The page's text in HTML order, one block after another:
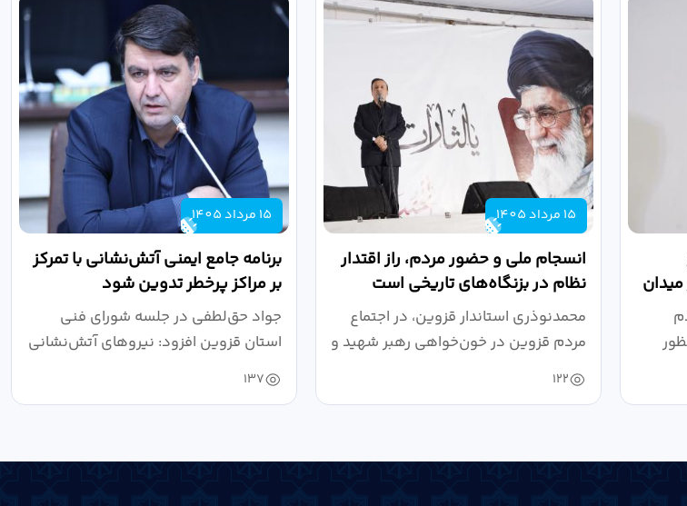
15 مرداد 1405
انسجام ملی و حضور مردم، راز اقتدار
نظام در بزنگاه‌های تاریخی است
محمدنوذری استاندار قزوین، در اجتماع
مردم قزوین در خون‌خواهی رهبر شهید و
حمایت...
122
15 مرداد 1405
برنامه جامع ایمنی آتش‌نشانی با تمرکز
بر مراکز پرخطر تدوین شود
جواد حق‌لطفی در جلسه شورای فنی
استان قزوین افزود: نیروهای آتش‌نشانی
طی سال...
137